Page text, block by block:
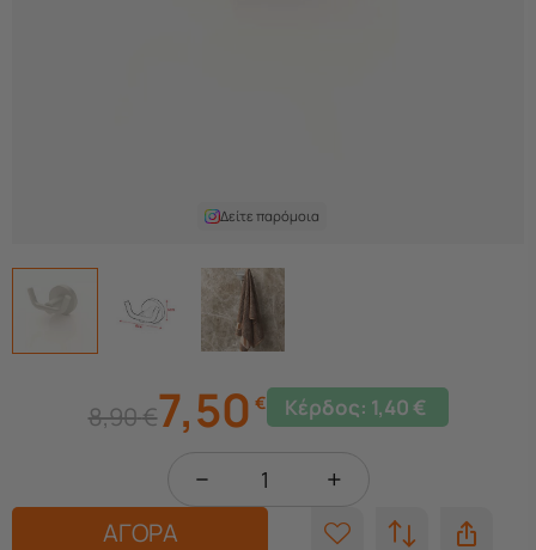
Δείτε παρόμοια
8,90€7,50 € Κέρδος: 1,40 €
+
−
ΑΓΟΡΑ